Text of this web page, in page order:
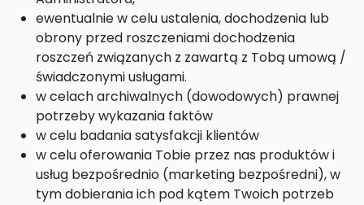
ewentualnie w celu ustalenia, dochodzenia lub
obrony przed roszczeniami dochodzenia
roszczeń związanych z zawartą z Tobą umową /
świadczonymi usługami.
w celach archiwalnych (dowodowych) prawnej
potrzeby wykazania faktów
w celu badania satysfakcji klientów
w celu oferowania Tobie przez nas produktów i
usług bezpośrednio (marketing bezpośredni), w
tym dobierania ich pod kątem Twoich potrzeb